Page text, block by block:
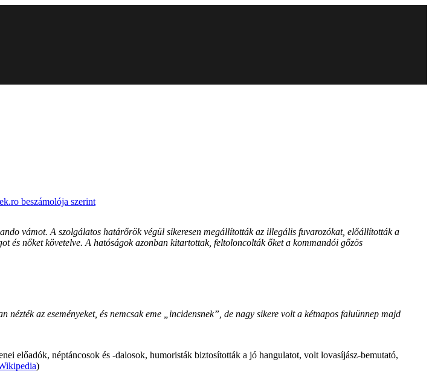
beszámolója szerint
vámot. A szolgálatos határőrök végül sikeresen megállították az illegális fuvarozókat, előállították a
és nőket követelve. A hatóságok azonban kitartottak, feltoloncolták őket a kommandói gőzös
az eseményeket, és nemcsak eme „incidensnek”, de nagy sikere volt a kétnapos faluünnep majd
előadók, néptáncosok és -dalosok, humoristák biztosították a jó hangulatot, volt lovasíjász-bemutató,
)